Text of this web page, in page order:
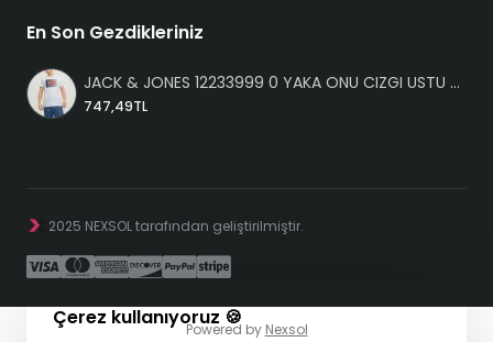
Çerez kullanıyoruz 🍪
En Son Gezdikleriniz
JACK & JONES 12233999 0 YAKA ONU CIZGI USTU JACK JONES YAZILI KISA KOL %100 COTON TSHIRT
747,49TL
2025 NEXSOL tarafından geliştirilmiştir.
Powered by Nexsol